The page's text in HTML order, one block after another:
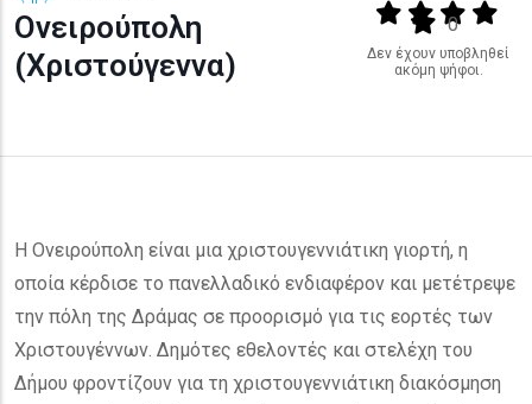
Ονειρούπολη
(Χριστούγεννα)
Output format
(star)(star)(star)
(star)
0
Δεν έχουν υποβληθεί
ακόμη ψήφοι.
Η Ονειρούπολη είναι μια χριστουγεννιάτικη γιορτή, η
οποία κέρδισε το πανελλαδικό ενδιαφέρον και μετέτρεψε
την πόλη της Δράμας σε προορισμό για τις εορτές των
Χριστουγέννων. Δημότες εθελοντές και στελέχη του
Δήμου φροντίζουν για τη χριστουγεννιάτικη διακόσμηση